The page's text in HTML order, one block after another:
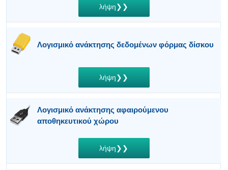
λήψη❯❯
Λογισμικό ανάκτησης δεδομένων φόρμας δίσκου
λήψη❯❯
Λογισμικό ανάκτησης αφαιρούμενου
αποθηκευτικού χώρου
λήψη❯❯